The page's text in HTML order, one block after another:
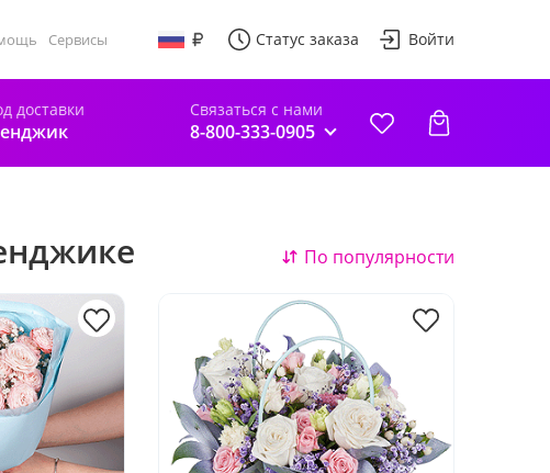
Сервисы Статус заказа Войти
доставки Связаться с нами
8-800-333-0905
По популярности